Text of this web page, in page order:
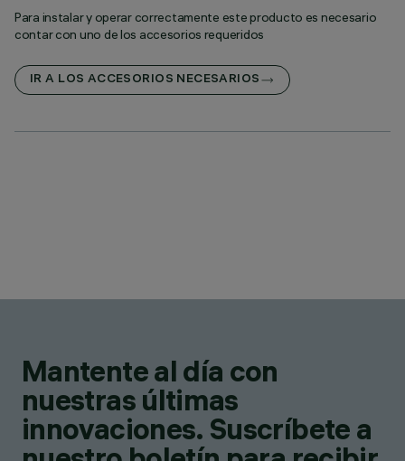
Para instalar y operar correctamente este producto es necesario
contar con uno de los accesorios requeridos
IR A LOS ACCESORIOS NECESARIOS
Mantente al día con
nuestras últimas
innovaciones. Suscríbete a